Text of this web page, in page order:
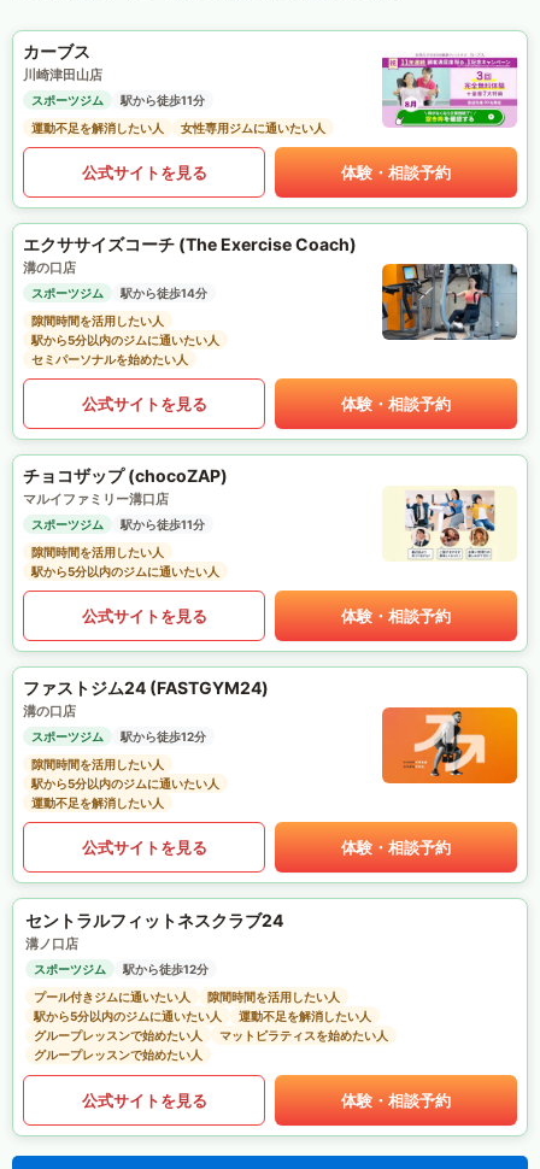
カーブス
川崎津田山店
スポーツジム
駅から徒歩11分
運動不足を解消したい人
女性専用ジムに通いたい人
公式サイトを見る 体験・相談予約
エクササイズコーチ (The Exercise Coach)
溝の口店
スポーツジム
駅から徒歩14分
隙間時間を活用したい人
駅から5分以内のジムに通いたい人
セミパーソナルを始めたい人
公式サイトを見る 体験・相談予約
チョコザップ (chocoZAP)
マルイファミリー溝口店
スポーツジム
駅から徒歩11分
隙間時間を活用したい人
駅から5分以内のジムに通いたい人
公式サイトを見る 体験・相談予約
ファストジム24 (FASTGYM24)
溝の口店
スポーツジム
駅から徒歩12分
隙間時間を活用したい人
駅から5分以内のジムに通いたい人
運動不足を解消したい人
公式サイトを見る 体験・相談予約
セントラルフィットネスクラブ24
溝ノ口店
スポーツジム
駅から徒歩12分
プール付きジムに通いたい人
隙間時間を活用したい人
駅から5分以内のジムに通いたい人
運動不足を解消したい人
グループレッスンで始めたい人
マットピラティスを始めたい人
グループレッスンで始めたい人
公式サイトを見る 体験・相談予約